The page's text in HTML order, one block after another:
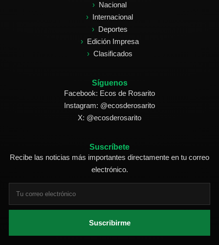
Nacional
Internacional
Deportes
Edición Impresa
Clasificados
Síguenos
Facebook: Ecos de Rosarito
Instagram: @ecosderosarito
X: @ecosderosarito
Suscríbete
Recibe las noticias más importantes directamente en tu correo
electrónico.
Suscribirme